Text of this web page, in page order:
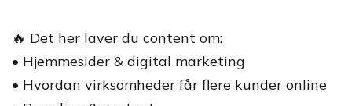
🔥 Det her laver du content om:
• Hjemmesider & digital marketing
• Hvordan virksomheder får flere kunder online